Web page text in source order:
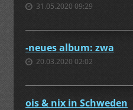
31.05.2020 09:29
-neues album: zwa
20.03.2020 02:02
ois & nix in Schweden